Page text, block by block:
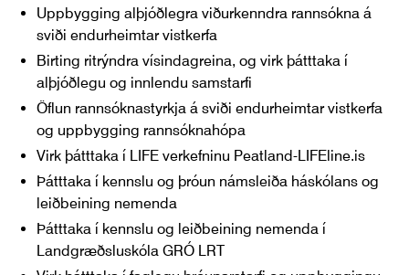
Uppbygging alþjóðlegra viðurkenndra rannsókna á
sviði endurheimtar vistkerfa
Birting ritrýndra vísindagreina, og virk þátttaka í
alþjóðlegu og innlendu samstarfi
Öflun rannsóknastyrkja á sviði endurheimtar vistkerfa
og uppbygging rannsóknahópa
Virk þátttaka í LIFE verkefninu Peatland-LIFEline.is
Þátttaka í kennslu og þróun námsleiða háskólans og
leiðbeining nemenda
Þátttaka í kennslu og leiðbeining nemenda í
Landgræðsluskóla GRÓ LRT